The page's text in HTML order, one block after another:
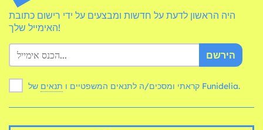
היה הראשון לדעת על חדשות ומבצעים על ידי רישום כתובת
האימייל שלך!
הירשם
קראתי ומסכים/ה לתנאים המשפטיים ו תנאים של Funidelia.